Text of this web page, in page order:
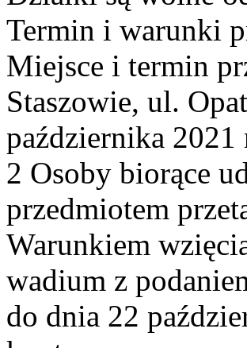
Termin i warunki
Miejsce i termin
Staszowie, ul.
października
2 Osoby biorące
przedmiotem
Warunkiem
wadium z
do dnia 22